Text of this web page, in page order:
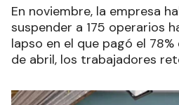
En noviembre, la empresa
suspender a 175 operarios
lapso en el que pagó el 78%
de abril, los trabajadores